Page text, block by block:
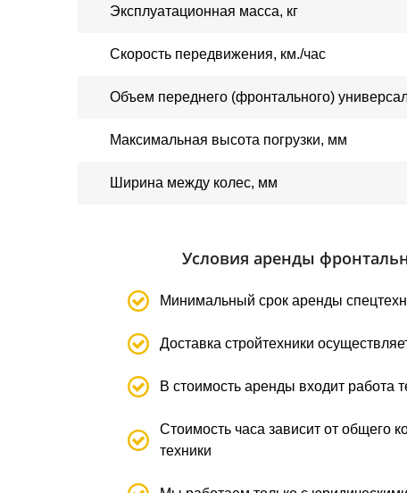
Эксплуатационная масса, кг
Скорость передвижения, км./час
Объем переднего (фронтального)
Максимальная высота погрузки, мм
Ширина между колес, мм
Условия аренды
Минимальный срок аренды
Доставка стройтехники
В стоимость аренды входит работа
Стоимость часа зависит от общего
техники